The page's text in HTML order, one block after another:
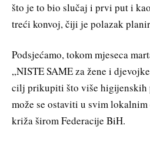
što je to bio slučaj i prvi put i
treći konvoj, čiji je polazak
Podsjećamo, tokom mjeseca
„NISTE SAME za žene i
cilj prikupiti što više higijenskih
može se ostaviti u svim
križa širom Federacije BiH.